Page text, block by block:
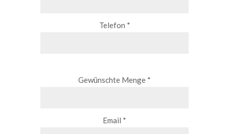
Telefon *
Gewünschte Menge *
Email *